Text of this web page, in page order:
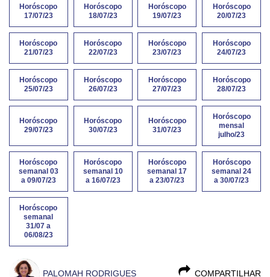
Horóscopo
17/07/23
Horóscopo
18/07/23
Horóscopo
19/07/23
Horóscopo
20/07/23
Horóscopo
21/07/23
Horóscopo
22/07/23
Horóscopo
23/07/23
Horóscopo
24/07/23
Horóscopo
25/07/23
Horóscopo
26/07/23
Horóscopo
27/07/23
Horóscopo
28/07/23
Horóscopo
29/07/23
Horóscopo
30/07/23
Horóscopo
31/07/23
Horóscopo
mensal
julho/23
Horóscopo
semanal 03
a 09/07/23
Horóscopo
semanal 10
a 16/07/23
Horóscopo
semanal 17
a 23/07/23
Horóscopo
semanal 24
a 30/07/23
Horóscopo
semanal
31/07 a
06/08/23
COMPARTILHAR
PALOMAH RODRIGUES